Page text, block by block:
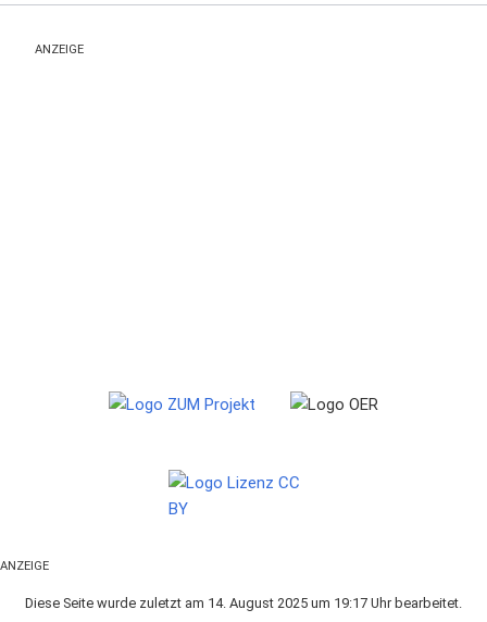
ANZEIGE
ANZEIGE
Diese Seite wurde zuletzt am 14. August 2025 um 19:17 Uhr bearbeitet.